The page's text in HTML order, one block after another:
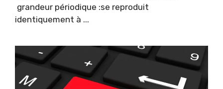
grandeur périodique :se reproduit
identiquement à ...